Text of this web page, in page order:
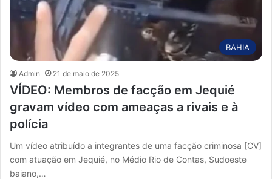
BAHIA
Admin 21 de maio de 2025
VÍDEO: Membros de facção em Jequié
gravam vídeo com ameaças a rivais e à
polícia
Um vídeo atribuído a integrantes de uma facção criminosa [CV]
com atuação em Jequié, no Médio Rio de Contas, Sudoeste
baiano,…